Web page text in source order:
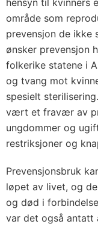
hensyn til kvinners
område som
prevensjon de ikke
ønsker prevensjon
folkerike statene i
og tvang mot
spesielt
vært et fravær av
ungdommer og
restriksjoner og
Prevensjonsbruk
løpet av livet, og
og død i
var det også antatt